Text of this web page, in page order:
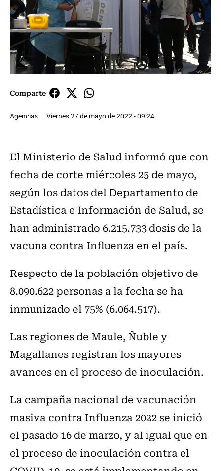
Comparte
Agencias Viernes 27 de mayo de 2022 - 09:24
El Ministerio de Salud informó que con
fecha de corte miércoles 25 de mayo,
según los datos del Departamento de
Estadística e Información de Salud, se
han administrado 6.215.733 dosis de la
vacuna contra Influenza en el país.
Respecto de la población objetivo de
8.090.622 personas a la fecha se ha
inmunizado el 75% (6.064.517).
Las regiones de Maule, Ñuble y
Magallanes registran los mayores
avances en el proceso de inoculación.
La campaña nacional de vacunación
masiva contra Influenza 2022 se inició
el pasado 16 de marzo, y al igual que en
el proceso de inoculación contra el